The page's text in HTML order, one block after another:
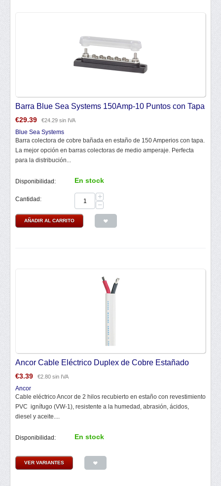
Barra Blue Sea Systems 150Amp-10 Puntos con Tapa
€29.39 €24.29 sin IVA
Blue Sea Systems
Barra colectora de cobre bañada en estaño de 150 Amperios con tapa.
La mejor opción en barras colectoras de medio amperaje. Perfecta
para la distribución...
Disponibilidad: En stock
Cantidad:
+
−
AÑADIR AL CARRITO
Ancor Cable Eléctrico Duplex de Cobre Estañado
€3.39 €2.80 sin IVA
Ancor
Cable eléctrico Ancor de 2 hilos recubierto en estaño con revestimiento
PVC ignífugo (VW-1), resistente a la humedad, abrasión, ácidos,
diesel y aceite....
Disponibilidad: En stock
VER VARIANTES